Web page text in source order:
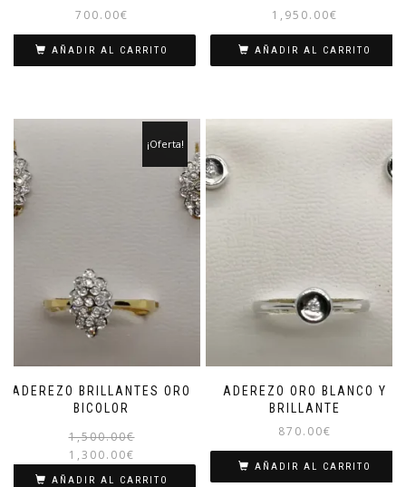
700.00€
AÑADIR AL CARRITO
1,950.00€
AÑADIR AL CARRITO
ADEREZO BRILLANTES ORO
BICOLOR
¡Oferta!
1,500.00€
precio
1,300.00€
precio
AÑADIR AL CARRITO
ADEREZO ORO BLANCO Y
BRILLANTE
870.00€
AÑADIR AL CARRITO